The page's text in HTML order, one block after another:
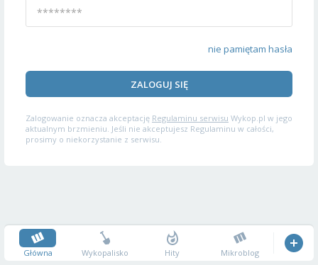
nie pamiętam hasła
ZALOGUJ SIĘ
Zalogowanie oznacza akceptację Regulaminu serwisu Wykop.pl w jego
aktualnym brzmieniu. Jeśli nie akceptujesz Regulaminu w całości,
prosimy o niekorzystanie z serwisu.
Główna Wykopalisko Hity Mikroblog